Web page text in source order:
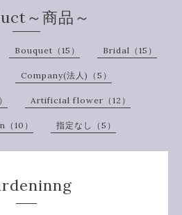
～商品～
Bouquet（15） Bridal（15）
Company(法人)（5）
Artificial flower（12）
10） 指定なし（5）